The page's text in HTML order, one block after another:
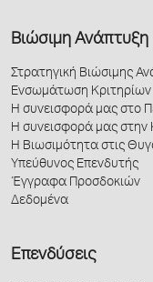
Βιώσιμη Ανάπτυξη
Στρατηγική Βιώσιμης
Ενσωμάτωση Κριτηρίων
Η συνεισφορά μας στο
Η συνεισφορά μας στην
Η Βιωσιμότητα στις
Υπεύθυνος Επενδυτής
Έγγραφα Προσδοκιών
Δεδομένα
Επενδύσεις